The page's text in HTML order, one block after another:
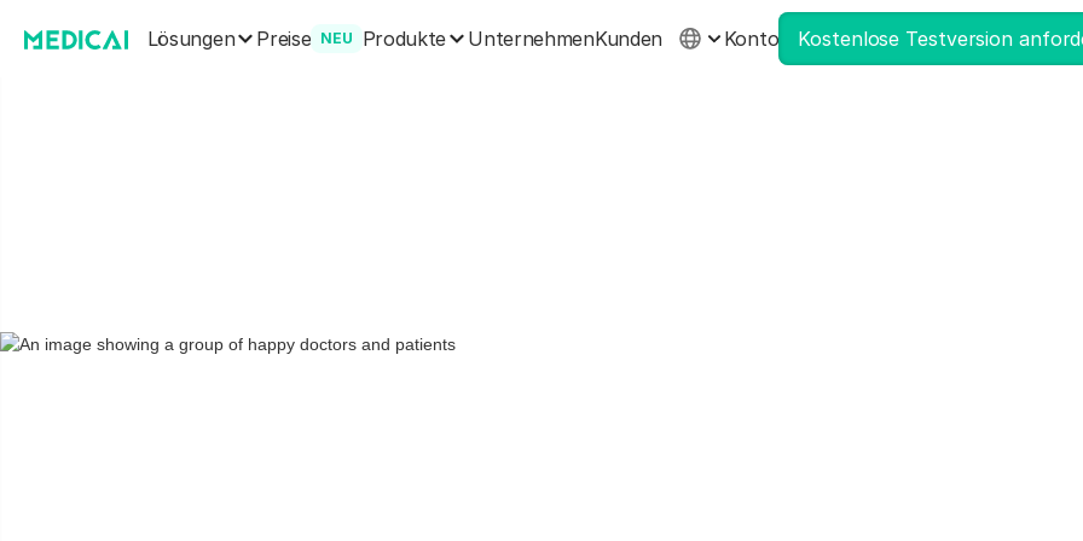
Lösungen Preise NEU Produkte UnternehmenKunden Konto Kostenlose Testversion